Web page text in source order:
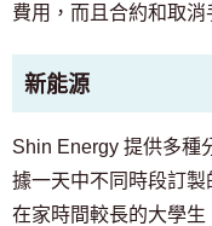
費用，而且合約和取
新能源
Shin Energy 提供多種
據一天中不同時段訂
在家時間較長的大學